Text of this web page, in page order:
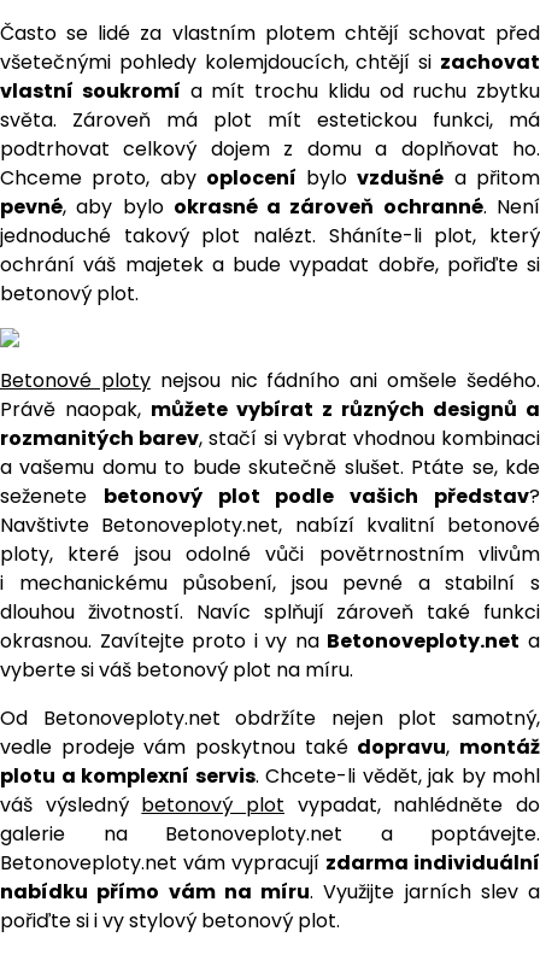
Často se lidé za vlastním plotem chtějí schovat před
všetečnými pohledy kolemjdoucích, chtějí si zachovat
vlastní soukromí a mít trochu klidu od ruchu zbytku
světa. Zároveň má plot mít estetickou funkci, má
podtrhovat celkový dojem z domu a doplňovat ho.
Chceme proto, aby oplocení bylovzdušné a přitom
pevné, aby bylo okrasné a zároveň ochranné. Není
jednoduché takový plot nalézt. Sháníte-li plot, který
ochrání váš majetek a bude vypadat dobře, pořiďte si
betonový plot.
Betonové plotynejsou nic fádního ani omšele šedého.
Právě naopak, můžete vybírat z různých designů a
rozmanitých barev, stačí si vybrat vhodnou kombinaci
a vašemu domu to bude skutečně slušet. Ptáte se, kde
seženete betonový plot podle vašich představ?
Navštivte Betonoveploty.net, nabízí kvalitní betonové
ploty, které jsou odolné vůči povětrnostním vlivům
i mechanickému působení, jsou pevné a stabilní s
dlouhou životností. Navíc splňují zároveň také funkci
okrasnou. Zavítejte proto i vy na Betonoveploty.net a
vyberte si váš betonový plot na míru.
Od Betonoveploty.net obdržíte nejen plot samotný,
vedle prodeje vám poskytnou také dopravu, montáž
plotu a komplexní servis. Chcete-li vědět, jak by mohl
váš výsledný betonový plot vypadat, nahlédněte do
galerie na Betonoveploty.net a poptávejte.
Betonoveploty.net vám vypracují zdarma individuální
nabídku přímo vám na míru. Využijte jarních slev a
pořiďte si i vy stylový betonový plot.